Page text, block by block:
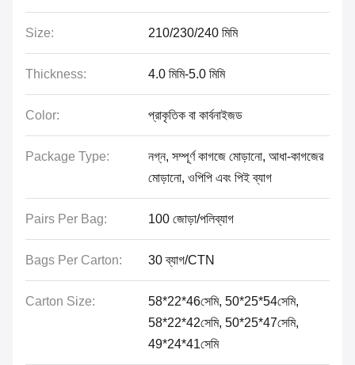
Size: 210/230/240 মিমি
Thickness: 4.0 মিমি-5.0 মিমি
Color: প্রাকৃতিক বা কার্বনাইজড
Package Type:
নগ্ন, সম্পূর্ণ কাগজে মোড়ানো, আধা-কাগজের
মোড়ানো, ওপিপি এবং পিই ব্যাগ
Pairs Per Bag: 100 জোড়া/পলিব্যাগ
Bags Per Carton: 30 ব্যাগ/CTN
Carton Size:
58*22*46সেমি, 50*25*54সেমি,
58*22*42সেমি, 50*25*47সেমি,
49*24*41সেমি